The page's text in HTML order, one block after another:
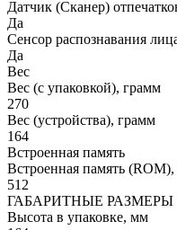
Датчик (Сканер)
Да
Сенсор распознавания
Да
Вес
Вес (с упаковкой), грамм
270
Вес (устройства), грамм
164
Встроенная память
Встроенная память
512
ГАБАРИТНЫЕ
Высота в упаковке, мм